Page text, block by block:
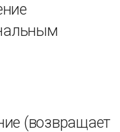
(возвращает